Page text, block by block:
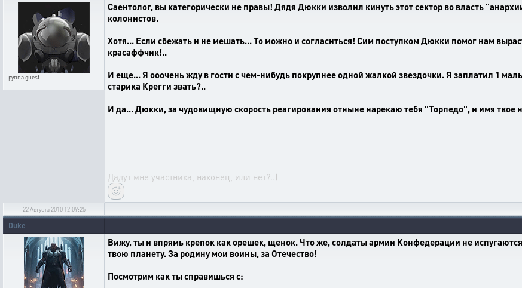
Группаguest
Саентолог, вы категорически не правы! Дядя Дюкки изволил кинуть этот сектор во власть
колонистов.
Хотя... Если сбежать и не мешать... То можно и согласиться! Сим поступком Дюкки помог нам
красаффчик!..
И еще... Я ооочень жду в гости с чем-нибудь покрупнее одной жалкой звездочки. Я заплатил 1
старика Крегги звать?..
И да... Дюкки, за чудовищную скорость реагирования отныне нарекаю тебя "Торпедо", и имя твое
Дадут мне участника, наконец, или нет?..)
22 Августа 2010 12:09:25
Duke
Вижу, ты и впрямь крепок как орешек, щенок. Что же, солдаты армии Конфедерации не
твою планету. За родину мои воины, за Отечество!
Посмотрим как ты справишься с: